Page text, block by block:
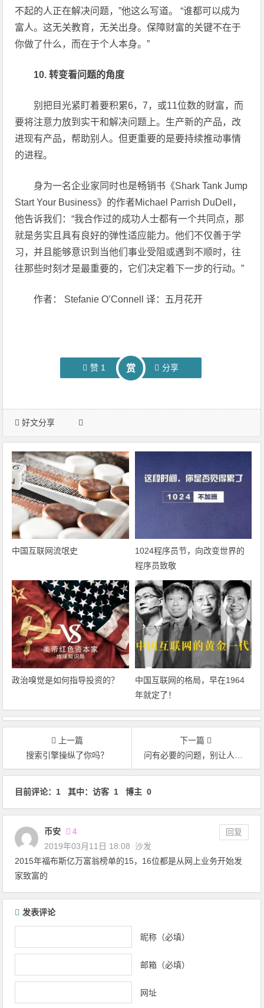
不起的人正在解决问题，”他这么写道。 “谁都可以成为
富人。这无关教育，无关出身。保障财富的关键不在于
你做了什么，而在于个人本身。”
10. 转变看问题的角度
别把目光紧盯着要积累6，7，或11位数的财富，而
要将注意力放到实干和解决问题上。生产新的产品，改
进现有产品，帮助别人。但更重要的是要持续推动事情
的进程。
身为一名企业家同时也是畅销书《Shark Tank Jump
Start Your Business》的作者Michael Parrish DuDell，
他告诉我们：“我合作过的成功人士都有一个共同点，那
就是务实且具有良好的弹性适应能力。他们不仅善于学
习，并且能够意识到当他们事业受阻或遇到不顺时，往
往那些时刻才是最重要的，它们决定着下一步的行动。”
作者： Stefanie O’Connell 译：五月花开
赞 1 赏 分享
好文分享
中国互联网流氓史
1024程序员节，向改变世界的
程序员致敬
政治嗅觉是如何指导投资的？
中国互联网的格局，早在1964
年就定了！
上一篇
搜索引擎操纵了你吗？
下一篇
问有必要的问题，别让人甩你一脸百度链接！
目前评论：1 其中：访客 1 博主 0
币安 4
回复
2019年03月11日 18:08
沙发
2015年福布斯亿万富翁榜单的15，16位都是从网上业务开始发
家致富的
发表评论
昵称（必填）
邮箱（必填）
网址